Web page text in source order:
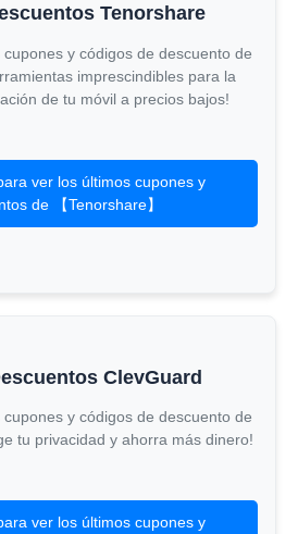
Tenorshare
y códigos de descuento de
imprescindibles para la
de tu móvil a precios bajos!
ver los últimos cupones y
de 【Tenorshare】
ClevGuard
y códigos de descuento de
tu privacidad y ahorra más dinero!
ver los últimos cupones y